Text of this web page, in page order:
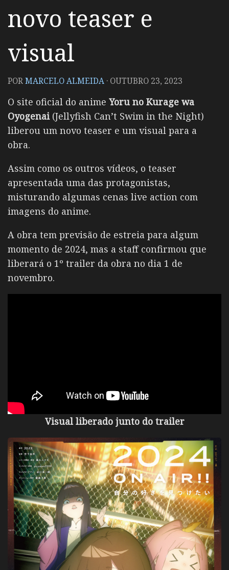
novo teaser e
visual
PORMARCELO ALMEIDA · OUTUBRO 23, 2023
O site oficial do anime Yoru no Kurage wa
Oyogenai(Jellyfish Can’t Swim in the Night)
liberou um novo teaser e um visual para a
obra.
Assim como os outros vídeos, o teaser
apresentada uma das protagonistas,
misturando algumas cenas live action com
imagens do anime.
A obra tem previsão de estreia para algum
momento de 2024, mas a staff confirmou que
liberará o 1º trailer da obra no dia 1 de
novembro.
Visual liberado junto do trailer